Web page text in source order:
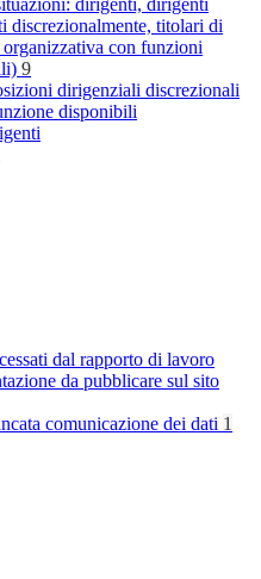
dirigenti, dirigenti
discrezionalmente, titolari di
con funzioni
9
dirigenziali discrezionali
disponibili
dal rapporto di lavoro
da pubblicare sul sito
comunicazione dei dati 1